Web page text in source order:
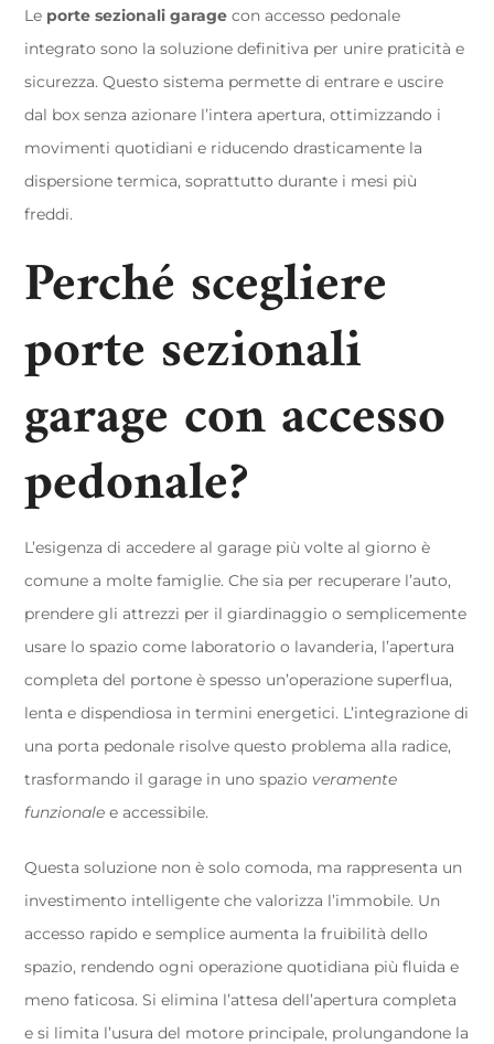
Le porte sezionali garage con accesso pedonale
integrato sono la soluzione definitiva per unire praticità e
sicurezza. Questo sistema permette di entrare e uscire
dal box senza azionare l’intera apertura, ottimizzando i
movimenti quotidiani e riducendo drasticamente la
dispersione termica, soprattutto durante i mesi più
freddi.
Perché scegliere
porte sezionali
garage con accesso
pedonale?
L’esigenza di accedere al garage più volte al giorno è
comune a molte famiglie. Che sia per recuperare l’auto,
prendere gli attrezzi per il giardinaggio o semplicemente
usare lo spazio come laboratorio o lavanderia, l’apertura
completa del portone è spesso un’operazione superflua,
lenta e dispendiosa in termini energetici. L’integrazione di
una porta pedonale risolve questo problema alla radice,
trasformando il garage in uno spazio veramente
funzionale e accessibile.
Questa soluzione non è solo comoda, ma rappresenta un
investimento intelligente che valorizza l’immobile. Un
accesso rapido e semplice aumenta la fruibilità dello
spazio, rendendo ogni operazione quotidiana più fluida e
meno faticosa. Si elimina l’attesa dell’apertura completa
e si limita l’usura del motore principale, prolungandone la